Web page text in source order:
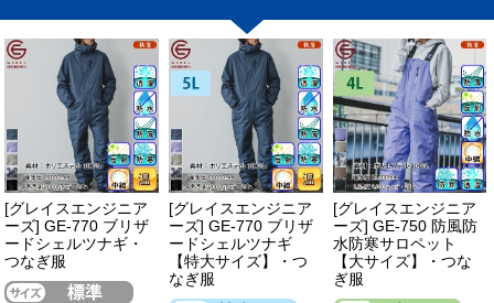
[グレイスエンジニア
ーズ] GE-770 ブリザ
ードシェルツナギ・
つなぎ服
[グレイスエンジニア
ーズ] GE-770 ブリザ
ードシェルツナギ
【特大サイズ】・つ
なぎ服
[グレイスエンジニア
ーズ] GE-750 防風防
水防寒サロペット
【大サイズ】・つな
ぎ服